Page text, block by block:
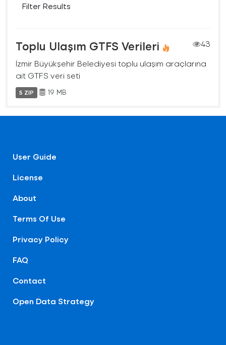
Filter Results
Toplu Ulaşım GTFS Verileri
43
İzmir Büyükşehir Belediyesi toplu ulaşım araçlarına
ait GTFS veri seti
5 ZIP 19 MB
User Guide
License
About
Terms Of Use
Privacy Policy
FAQ
Contact
Open Data Strategy